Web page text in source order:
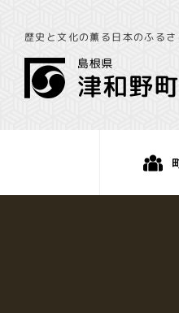
歴史と文化の薫る日本のふるさ